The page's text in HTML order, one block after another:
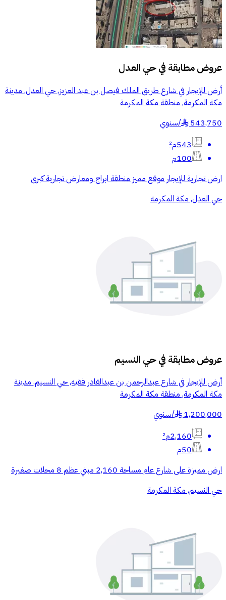
عروض مطابقة فيحي العدل
أرض للإيجار في شارع طريق الملك فيصل بن عبد العزيز, حي العدل, مدينة
مكة المكرمة, منطقة مكة المكرمة
543,750
§
/سنوي
543م²
100م
ارض تجارية للإيجار موقع مميز منطقة ابراج ومعارض تجارية كبرى
حي العدل, مكة المكرمة
عروض مطابقة فيحي النسيم
أرض للإيجار في شارع عبدالرحمن بن عبدالقادر فقيه, حي النسيم, مدينة
مكة المكرمة, منطقة مكة المكرمة
1,200,000
§
/سنوي
2,160م²
50م
ارض مميزة على شارع عام مساحة 2,160 مبني عظم 8 محلات صغيرة
حي النسيم, مكة المكرمة